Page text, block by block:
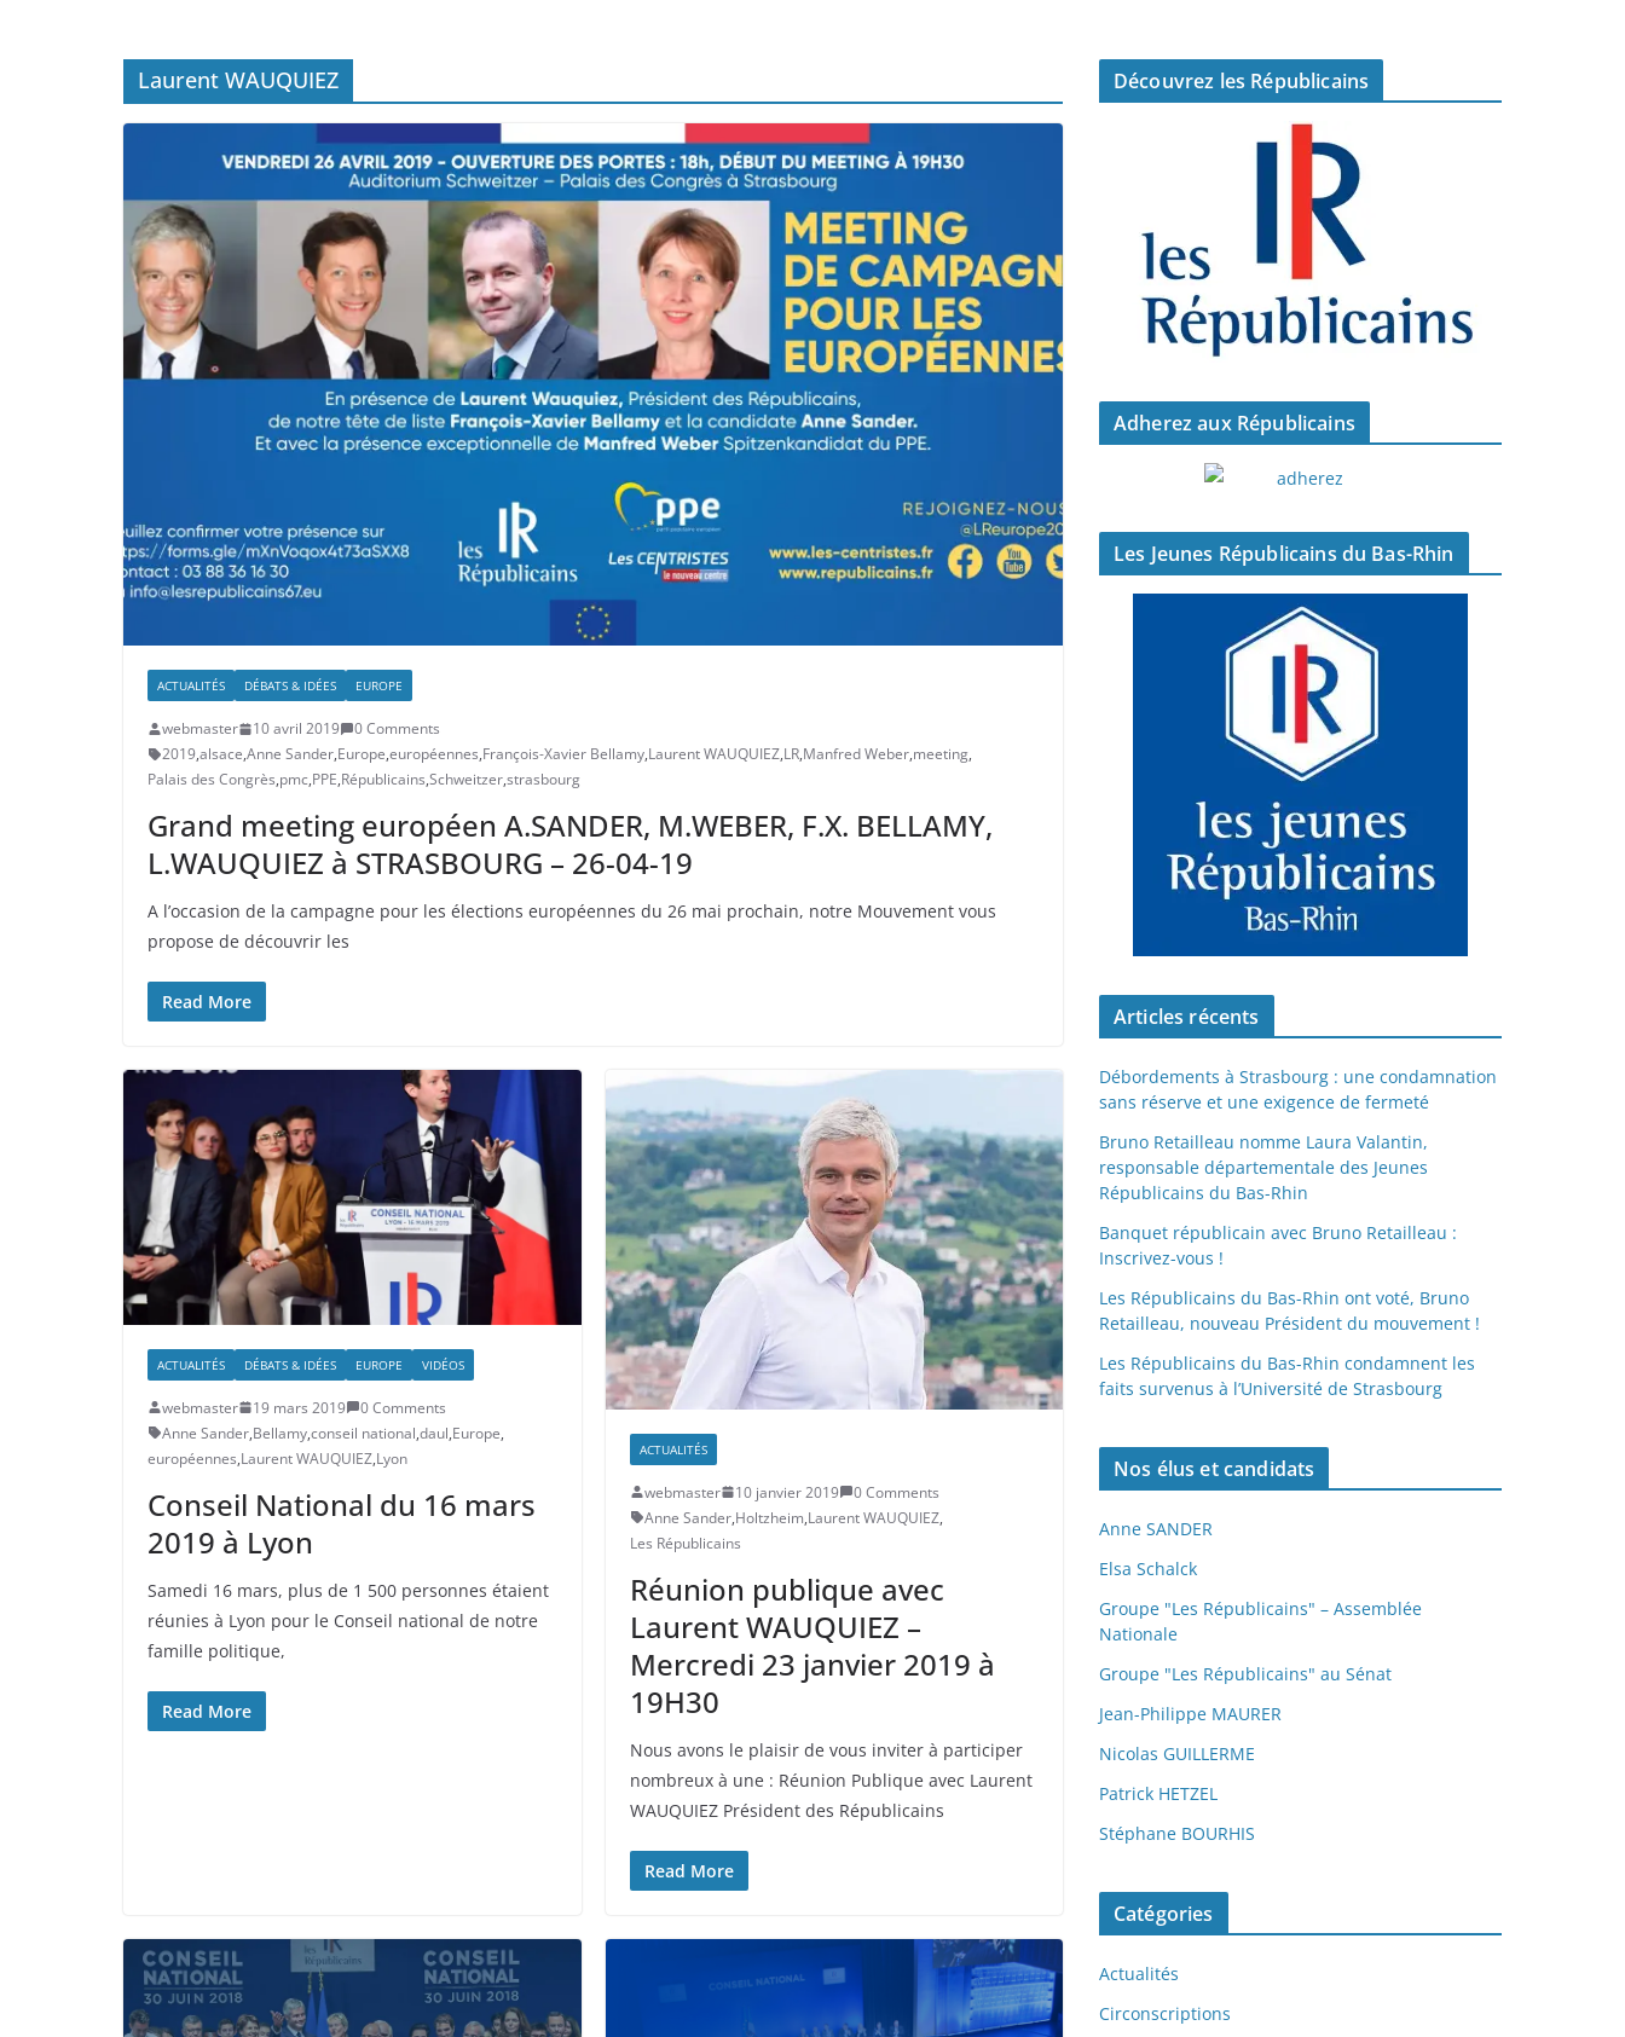
Laurent WAUQUIEZ
ACTUALITÉS DÉBATS & IDÉES EUROPE
webmaster 10 avril 2019
0 Comments
2019,alsace,Anne Sander,Europe,européennes,François-Xavier Bellamy,Laurent WAUQUIEZ,LR,Manfred Weber,meeting,
Palais des Congrès,pmc,PPE,Républicains,Schweitzer,strasbourg
Grand meeting européen A.SANDER, M.WEBER, F.X. BELLAMY,
L.WAUQUIEZ à STRASBOURG – 26-04-19
A l’occasion de la campagne pour les élections européennes du 26 mai prochain, notre Mouvement vous
propose de découvrir les
Read More
ACTUALITÉS DÉBATS & IDÉES EUROPE VIDÉOS
webmaster 19 mars 2019
0 Comments
Anne Sander,Bellamy,conseil national,daul,Europe,
européennes,Laurent WAUQUIEZ,Lyon
Conseil National du 16 mars
2019 à Lyon
Samedi 16 mars, plus de 1 500 personnes étaient
réunies à Lyon pour le Conseil national de notre
famille politique,
Read More
ACTUALITÉS
webmaster 10 janvier 2019
0 Comments
Anne Sander,Holtzheim,Laurent WAUQUIEZ,
Les Républicains
Réunion publique avec
Laurent WAUQUIEZ –
Mercredi 23 janvier 2019 à
19H30
Nous avons le plaisir de vous inviter à participer
nombreux à une : Réunion Publique avec Laurent
WAUQUIEZ Président des Républicains
Read More
Découvrez les Républicains
Adherez aux Républicains
Les Jeunes Républicains du Bas-Rhin
Articles récents
Débordements à Strasbourg : une condamnation
sans réserve et une exigence de fermeté
Bruno Retailleau nomme Laura Valantin,
responsable départementale des Jeunes
Républicains du Bas-Rhin
Banquet républicain avec Bruno Retailleau :
Inscrivez-vous !
Les Républicains du Bas-Rhin ont voté, Bruno
Retailleau, nouveau Président du mouvement !
Les Républicains du Bas-Rhin condamnent les
faits survenus à l’Université de Strasbourg
Nos élus et candidats
Anne SANDER
Elsa Schalck
Groupe "Les Républicains" – Assemblée
Nationale
Groupe "Les Républicains" au Sénat
Jean-Philippe MAURER
Nicolas GUILLERME
Patrick HETZEL
Stéphane BOURHIS
Catégories
Actualités
Circonscriptions